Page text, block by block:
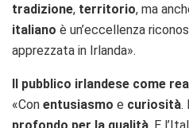
tradizione, territorio, ma
italiano è un’eccellenza
apprezzata in Irlanda».
Il pubblico irlandese come
«Con entusiasmo e curiosità.